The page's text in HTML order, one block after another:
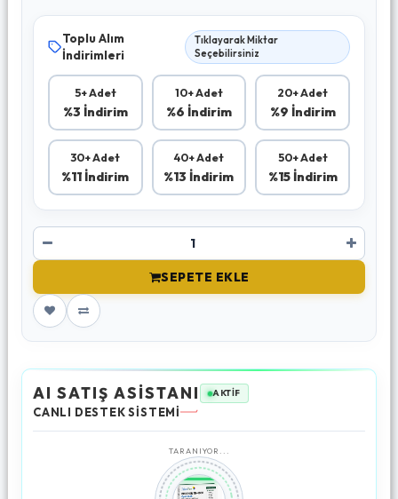
Toplu Alım
İndirimleri
Tıklayarak Miktar
Seçebilirsiniz
5+ Adet
%3 İndirim
10+ Adet
%6 İndirim
20+ Adet
%9 İndirim
30+ Adet
%11 İndirim
40+ Adet
%13 İndirim
50+ Adet
%15 İndirim
SEPETE EKLE
AI SATIŞ ASİSTANI AKTİF
CANLI DESTEK SİSTEMİ
TARANIYOR...